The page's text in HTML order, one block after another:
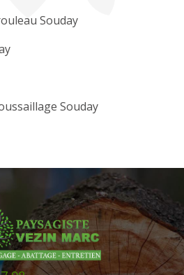
Souday
Souday